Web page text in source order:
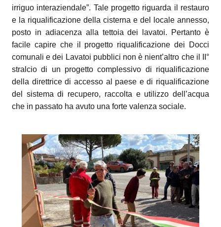
irriguo interaziendale”. Tale progetto riguarda il restauro
e la riqualificazione della cisterna e del locale annesso,
posto in adiacenza alla tettoia dei lavatoi. Pertanto è
facile capire che il progetto riqualificazione dei Docci
comunali e dei Lavatoi pubblici non è nient’altro che il II°
stralcio di un progetto complessivo di riqualificazione
della direttrice di accesso al paese e di riqualificazione
del sistema di recupero, raccolta e utilizzo dell’acqua
che in passato ha avuto una forte valenza sociale.